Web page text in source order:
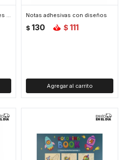
Cuaderno A5 frases y colores - Blanco Notas adhesivas con diseños
$ 130 $ 111